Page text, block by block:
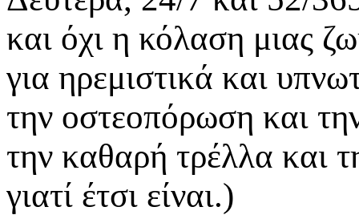
και όχι η κόλαση μιας
για ηρεμιστικά και
την οστεοπόρωση και
την καθαρή τρέλλα και
γιατί έτσι είναι.)